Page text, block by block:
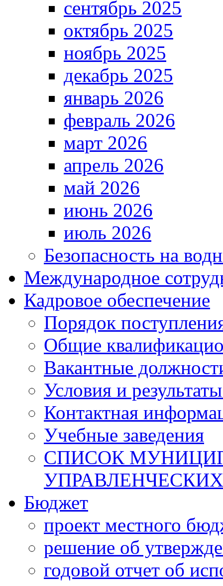
сентябрь 2025
октябрь 2025
ноябрь 2025
декабрь 2025
январь 2026
февраль 2026
март 2026
апрель 2026
май 2026
июнь 2026
июль 2026
Безопасность на
Международное
Кадровое обеспечение
Порядок
Общие
Вакантные
Условия и
Контактная
Учебные заведения
СПИСОК
Бюджет
проект местного
решение об
годовой отчет об